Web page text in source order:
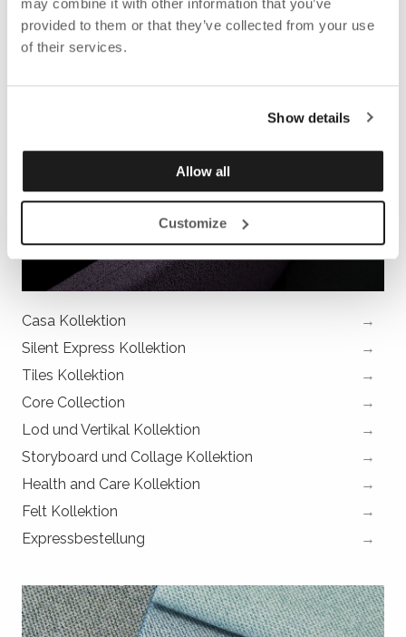
may combine it with other information that you’ve
provided to them or that they’ve collected from your use
of their services.
Show details
Allow all
Customize
Casa Kollektion
Silent Express Kollektion
Tiles Kollektion
Core Collection
Lod und Vertikal Kollektion
Storyboard und Collage Kollektion
Health and Care Kollektion
Felt Kollektion
Expressbestellung